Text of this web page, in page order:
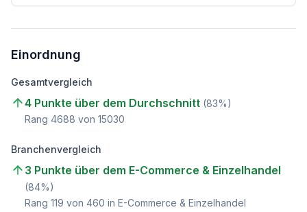
Einordnung
Gesamtvergleich
4 Punkte über dem Durchschnitt (83%)
Rang 4688 von 15030
Branchenvergleich
3 Punkte über dem E-Commerce & Einzelhandel
(84%)
Rang 119 von 460 in E-Commerce & Einzelhandel